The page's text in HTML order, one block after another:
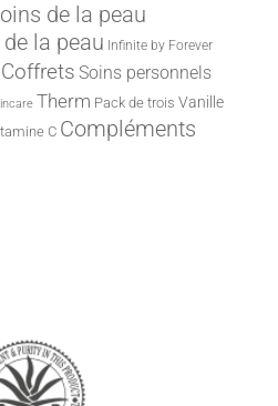
de la peau
la peau Infinite by Forever
Coffrets Soins personnels
Therm Pack de trois Vanille
C Compléments